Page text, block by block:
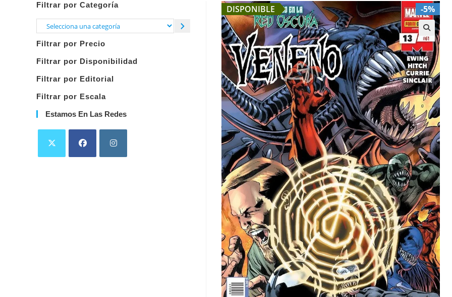
🔍
DISPONIBLE -5%
Filtrar por Categoría
Selecciona
categoría
Filtrar por Precio
Filtrar por Disponibilidad
Filtrar por Editorial
Filtrar por Escala
Estamos En Las Redes